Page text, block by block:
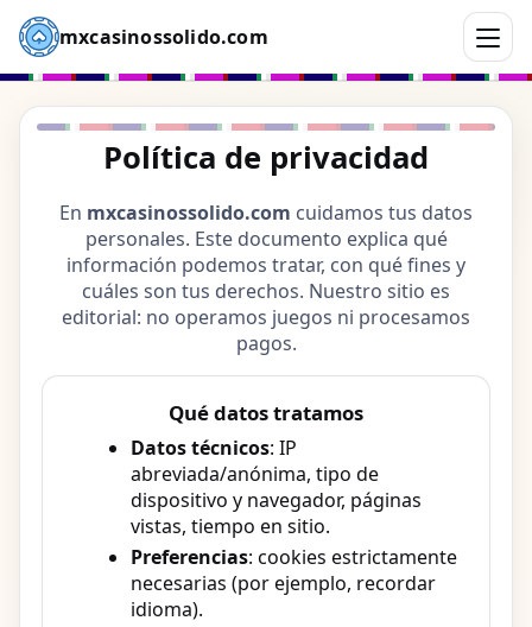
mxcasinossolido.com
Política de privacidad
En mxcasinossolido.com cuidamos tus datos
personales. Este documento explica qué
información podemos tratar, con qué fines y
cuáles son tus derechos. Nuestro sitio es
editorial: no operamos juegos ni procesamos
pagos.
Qué datos tratamos
Datos técnicos: IP
abreviada/anónima, tipo de
dispositivo y navegador, páginas
vistas, tiempo en sitio.
Preferencias: cookies estrictamente
necesarias (por ejemplo, recordar
idioma).